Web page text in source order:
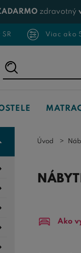
zdravotný
Viac ako
Napíšte,
čo
hľadáte...
Úvod
Ako